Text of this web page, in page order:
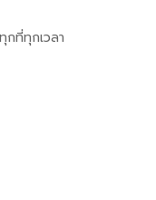
กที่ทุกเวลา